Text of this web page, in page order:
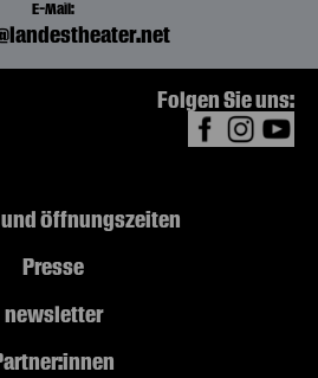
E-Mail:
Folgen Sie uns:
Öffnungszeiten
Presse
newsletter